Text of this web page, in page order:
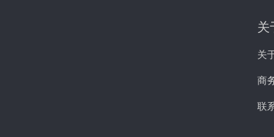
关
关
商
联